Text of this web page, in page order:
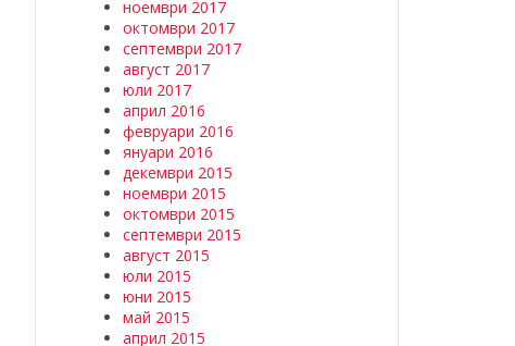
ноември 2017
октомври 2017
септември 2017
август 2017
юли 2017
април 2016
февруари 2016
януари 2016
декември 2015
ноември 2015
октомври 2015
септември 2015
август 2015
юли 2015
юни 2015
май 2015
април 2015